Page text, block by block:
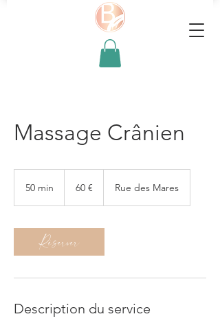
Massage Crânien
50 min
i
n
60 € Rue des Mares
Réserver
Description du service